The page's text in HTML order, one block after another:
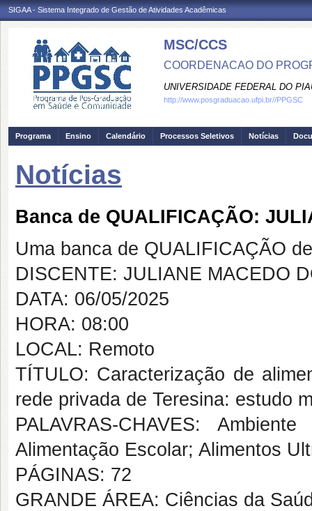
SIGAA - Sistema Integrado de Gestão de Atividades Acadêmicas
MSC/CCS
COORDENACAO DO
UNIVERSIDADE FEDERAL DO
http://www.posgraduacao.ufpi.br//PPGSC
Programa Ensino Calendário Processos Seletivos Notícias
Notícias
Banca de QUALIFICAÇÃO:
Uma banca de QUALIFICAÇÃO
DISCENTE: JULIANE MACEDO
DATA: 06/05/2025
HORA: 08:00
LOCAL: Remoto
TÍTULO: Caracterização de
rede privada de Teresina: estudo
PALAVRAS-CHAVES:
Alimentação Escolar; Alimentos
PÁGINAS: 72
GRANDE ÁREA: Ciências da